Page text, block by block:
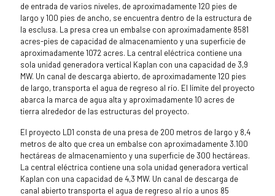
de entrada de varios niveles, de aproximadamente 120 pies de
largo y 100 pies de ancho, se encuentra dentro de la estructura de
la esclusa. La presa crea un embalse con aproximadamente 8581
acres-pies de capacidad de almacenamiento y una superficie de
aproximadamente 1072 acres. La central eléctrica contiene una
sola unidad generadora vertical Kaplan con una capacidad de 3,9
MW. Un canal de descarga abierto, de aproximadamente 120 pies
de largo, transporta el agua de regreso al río. El límite del proyecto
abarca la marca de agua alta y aproximadamente 10 acres de
tierra alrededor de las estructuras del proyecto.
El proyecto LD1 consta de una presa de 200 metros de largo y 8,4
metros de alto que crea un embalse con aproximadamente 3.100
hectáreas de almacenamiento y una superficie de 300 hectáreas.
La central eléctrica contiene una sola unidad generadora vertical
Kaplan con una capacidad de 4,3 MW. Un canal de descarga de
canal abierto transporta el agua de regreso al río a unos 85